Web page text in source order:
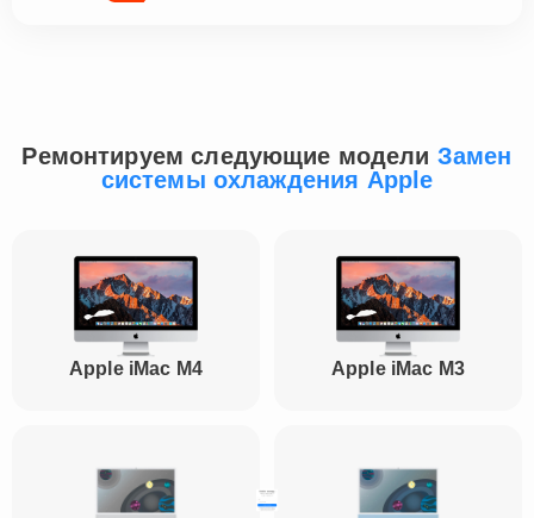
Ремонтируем следующие модели Замен
системы охлаждения Apple
Apple iMac M4 Apple iMac M3